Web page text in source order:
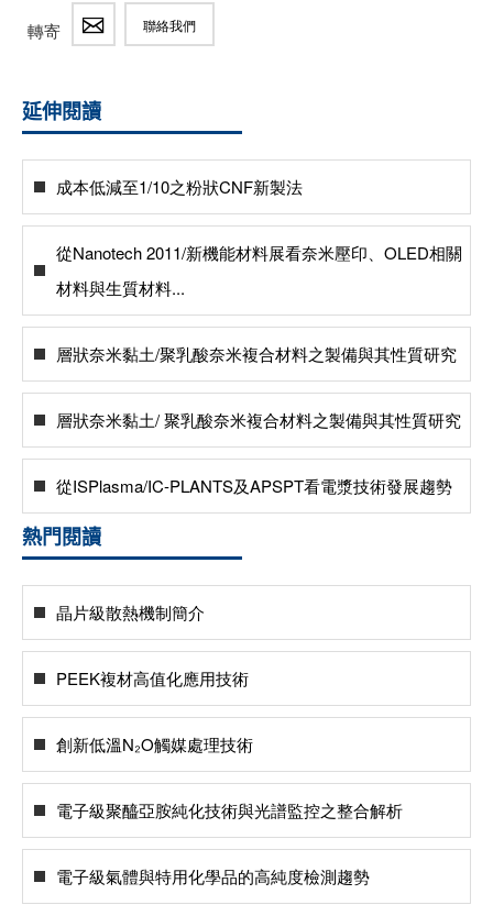
轉寄 聯絡我們
延伸閱讀
成本低減至1/10之粉狀CNF新製法
從Nanotech 2011/新機能材料展看奈米壓印、OLED相關
材料與生質材料...
層狀奈米黏土/聚乳酸奈米複合材料之製備與其性質研究
層狀奈米黏土/ 聚乳酸奈米複合材料之製備與其性質研究
從ISPlasma/IC-PLANTS及APSPT看電漿技術發展趨勢
熱門閱讀
晶片級散熱機制簡介
PEEK複材高值化應用技術
創新低溫N₂O觸媒處理技術
電子級聚醯亞胺純化技術與光譜監控之整合解析
電子級氣體與特用化學品的高純度檢測趨勢